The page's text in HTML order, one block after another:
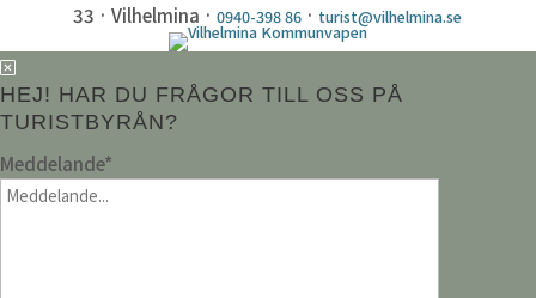
33 · Vilhelmina ·0940-398 86 · turist@vilhelmina.se
HEJ! HAR DU FRÅGOR TILL OSS PÅ
TURISTBYRÅN?
Meddelande*